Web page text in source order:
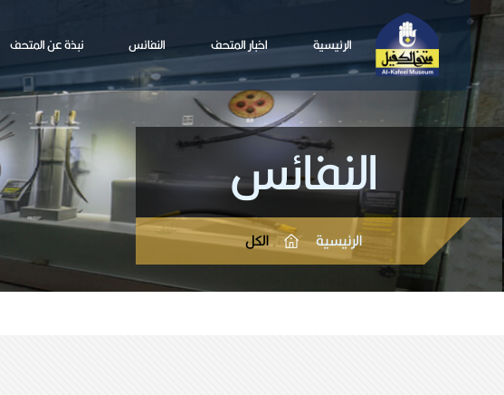
الرئيسية اخبار المتحف النفائس نبذة عن المتحف
النفائس
الرئيسية الكل